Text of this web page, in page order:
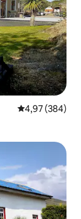
4,97 (384)